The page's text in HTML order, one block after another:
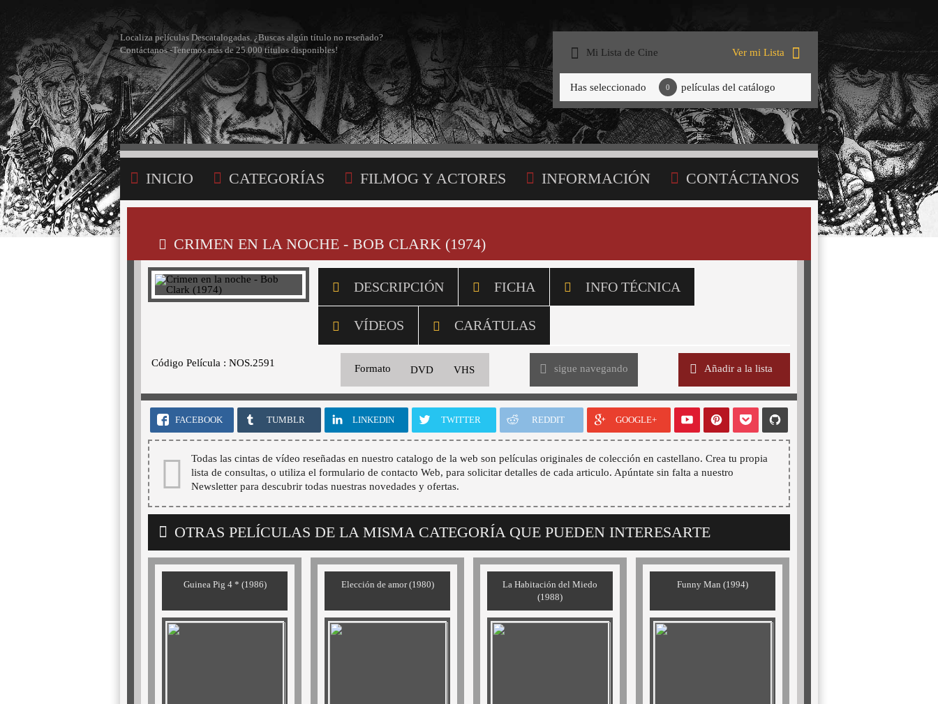
Localiza películas Descatalogadas. ¿Buscas algún título no reseñado?
Contáctanos -Tenemos más de 25.000 títulos disponibles!
Mi Lista de Cine Ver mi Lista
Has seleccionado 0 películas del catálogo
INICIO CATEGORÍAS FILMOG Y ACTORES INFORMACIÓN CONTÁCTANOS
CRIMEN EN LA NOCHE - BOB CLARK (1974)
DESCRIPCIÓN FICHA INFO TÉCNICA
VÍDEOS CARÁTULAS
Código Película : NOS.2591
Formato DVD VHS sigue navegando Añadir a la lista
FACEBOOK TUMBLR LINKEDIN TWITTER REDDIT GOOGLE+
Todas las cintas de vídeo reseñadas en nuestro catalogo de la web son películas originales de colección en castellano. Crea tu propia
lista de consultas, o utiliza el formulario de contacto Web, para solicitar detalles de cada articulo. Apúntate sin falta a nuestro
Newsletter para descubrir todas nuestras novedades y ofertas.
OTRAS PELÍCULAS DE LA MISMA CATEGORÍA QUE PUEDEN INTERESARTE
Guinea Pig 4 * (1986) Elección de amor (1980)
La Habitación del Miedo
(1988)
Funny Man (1994)